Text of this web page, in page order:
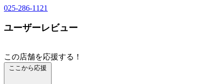
025-286-1121
ユーザーレビュー
この店舗を応援する！
ここから応援